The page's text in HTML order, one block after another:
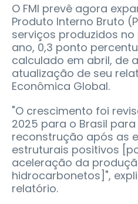
O FMI prevê agora
Produto Interno Bruto
serviços produzidos
ano, 0,3 ponto
calculado em abril, de
atualização de seu
Econômica Global.
"O crescimento foi
2025 para o Brasil
reconstrução após as
estruturais positivos
aceleração da
hidrocarbonetos]",
relatório.